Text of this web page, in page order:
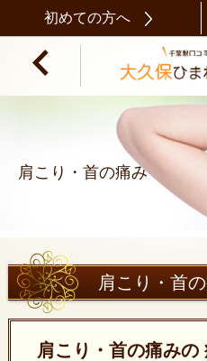
初めての方へ
肩こり・首の痛み
肩こり・首
肩こり・首の痛みの